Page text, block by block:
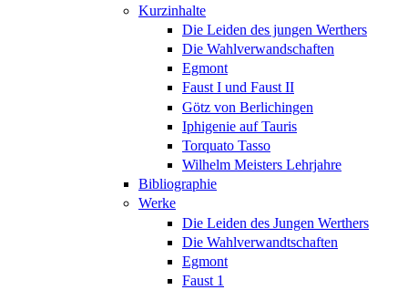
Kurzinhalte
Die Leiden des jungen Werthers
Die Wahlverwandschaften
Egmont
Faust I und Faust II
Götz von Berlichingen
Iphigenie auf Tauris
Torquato Tasso
Wilhelm Meisters Lehrjahre
Bibliographie
Werke
Die Leiden des Jungen Werthers
Die Wahlverwandtschaften
Egmont
Faust 1